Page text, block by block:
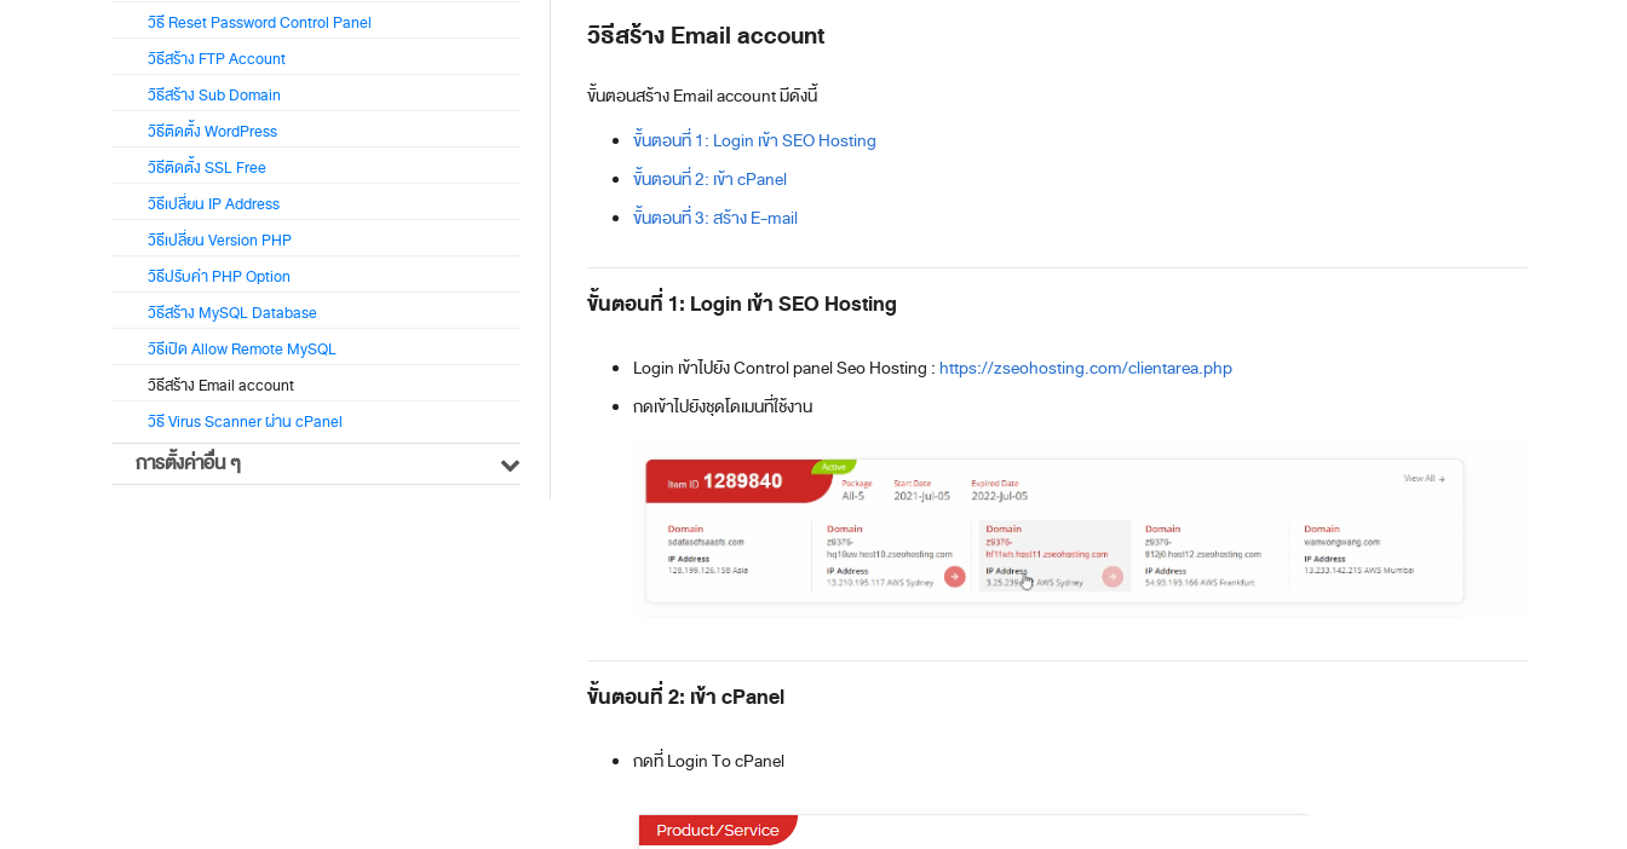
วิธี Reset Password Control Panel
วิธีสร้าง FTP Account
วิธีสร้าง Sub Domain
วิธีติดตั้ง WordPress
วิธีติดตั้ง SSL Free
วิธีเปลี่ยน IP Address
วิธีเปลี่ยน Version PHP
วิธีปรับค่า PHP Option
วิธีสร้าง MySQL Database
วิธีเปิด Allow Remote MySQL
วิธีสร้าง Email account
วิธี Virus Scanner ผ่าน cPanel
การตั้งค่าอื่น ๆ
วิธีสร้าง Email account
ขั้นตอนสร้าง Email account มีดังนี้
ขั้นตอนที่ 1: Login เข้า SEO Hosting
ขั้นตอนที่ 2: เข้า cPanel
ขั้นตอนที่ 3: สร้าง E-mail
ขั้นตอนที่ 1: Login เข้า SEO Hosting
Login เข้าไปยัง Control panel Seo Hosting :https://zseohosting.com/clientarea.php
กดเข้าไปยังชุดโดเมนที่ใช้งาน
ขั้นตอนที่ 2: เข้า cPanel
กดที่ Login To cPanel